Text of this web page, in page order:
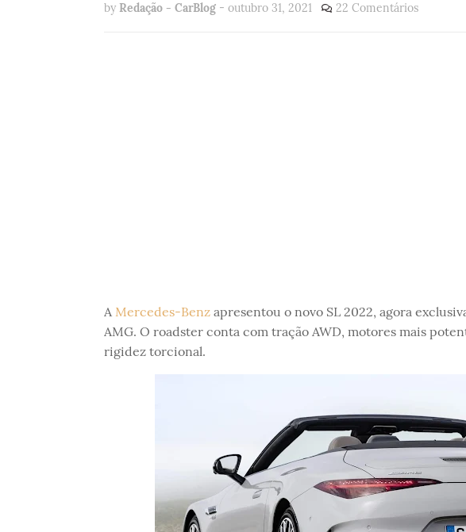
by Redação - CarBlog - outubro 31, 2021 22 Comentários
A Mercedes-Benzapresentou o novo SL 2022, agora
AMG. O roadster conta com tração AWD, motores mais
rigidez torcional.